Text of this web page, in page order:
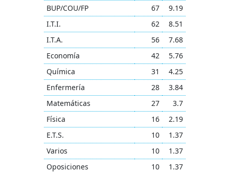
BUP/COU/FP
67
9.19
I.T.I.
62
8.51
I.T.A.
56
7.68
Economía
42
5.76
Química
31
4.25
Enfermería
28
3.84
Matemáticas
27
3.7
Física
16
2.19
E.T.S.
10
1.37
Varios
10
1.37
Oposiciones
10
1.37